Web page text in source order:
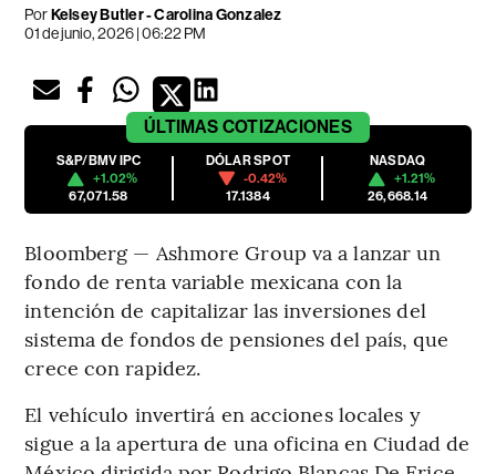
PorKelsey Butler - Carolina Gonzalez
01 de junio, 2026 | 06:22 PM
ÚLTIMAS COTIZACIONES
S&P/BMV IPC
+1.02%
67,071.58
DÓLAR SPOT
-0.42%
17.1384
NASDAQ
+1.21%
26,668.14
Bloomberg — Ashmore Group va a lanzar un
fondo de renta variable mexicana con la
intención de capitalizar las inversiones del
sistema de fondos de pensiones del país, que
crece con rapidez.
El vehículo invertirá en acciones locales y
sigue a la apertura de una oficina en Ciudad de